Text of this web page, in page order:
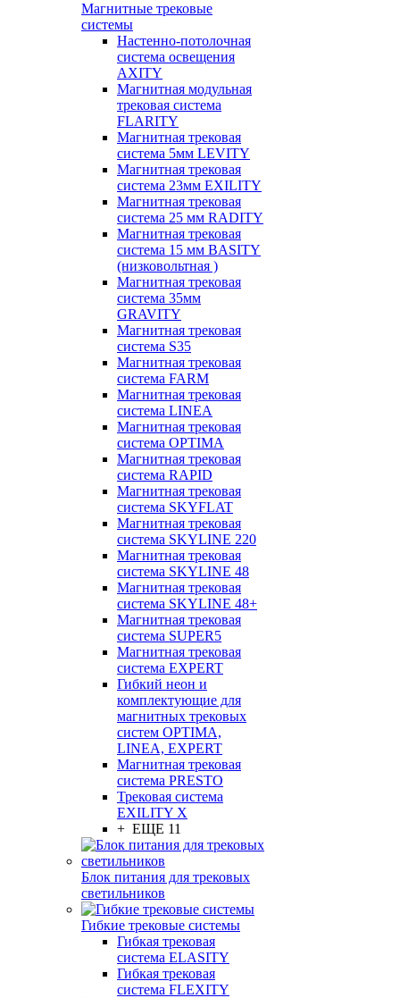
Магнитные трековые
системы
Настенно-потолочная
система освещения
AXITY
Магнитная модульная
трековая система
FLARITY
Магнитная трековая
система 5мм LEVITY
Магнитная трековая
система 23мм EXILITY
Магнитная трековая
система 25 мм RADITY
Магнитная трековая
система 15 мм BASITY
(низковольтная )
Магнитная трековая
система 35мм
GRAVITY
Магнитная трековая
система S35
Магнитная трековая
система FARM
Магнитная трековая
система LINEA
Магнитная трековая
система OPTIMA
Магнитная трековая
система RAPID
Магнитная трековая
система SKYFLAT
Магнитная трековая
система SKYLINE 220
Магнитная трековая
система SKYLINE 48
Магнитная трековая
система SKYLINE 48+
Магнитная трековая
система SUPER5
Магнитная трековая
система EXPERT
Гибкий неон и
комплектующие для
магнитных трековых
систем OPTIMA,
LINEA, EXPERT
Магнитная трековая
система PRESTO
Трековая система
EXILITY X
+ ЕЩЕ 11
Блок питания для трековых
светильников
Гибкие трековые системы
Гибкая трековая
система ELASITY
Гибкая трековая
система FLEXITY